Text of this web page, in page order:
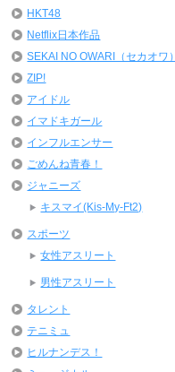
HKT48
Netflix日本作品
SEKAI NO OWARI（セカオワ）
ZIP!
アイドル
イマドキガール
インフルエンサー
ごめんね青春！
ジャニーズ
キスマイ(Kis-My-Ft2)
スポーツ
女性アスリート
男性アスリート
タレント
テニミュ
ヒルナンデス！